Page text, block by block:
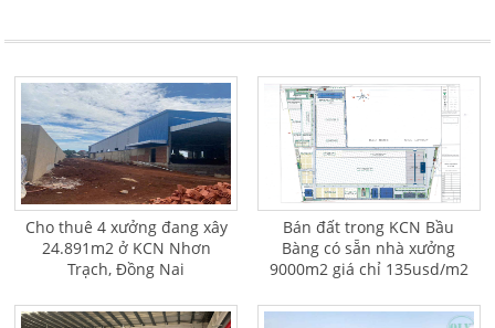
Cho thuê 4 xưởng đang xây
24.891m2 ở KCN Nhơn
Trạch, Đồng Nai
Bán đất trong KCN Bầu
Bàng có sẵn nhà xưởng
9000m2 giá chỉ 135usd/m2